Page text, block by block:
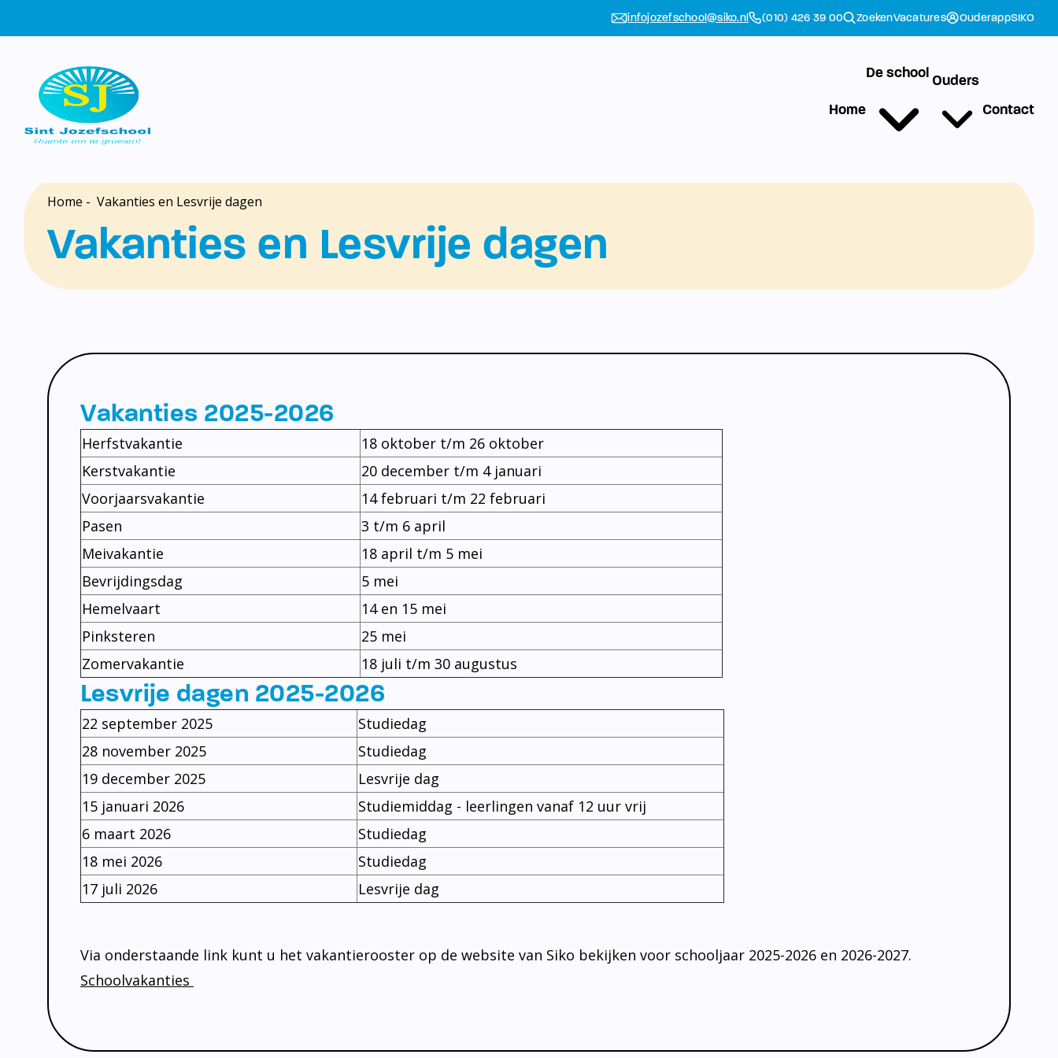
infojozefschool@siko.nl (010) 426 39 00 ZoekenVacatures OuderappSIKO
Home
De school Ouders
Contact
Home - Vakanties en Lesvrije dagen
Vakanties en Lesvrije dagen
Vakanties 2025-2026
Herfstvakantie
18 oktober t/m 26 oktober
Kerstvakantie
20 december t/m 4 januari
Voorjaarsvakantie
14 februari t/m 22 februari
Pasen
3 t/m 6 april
Meivakantie
18 april t/m 5 mei
Bevrijdingsdag
5 mei
Hemelvaart
14 en 15 mei
Pinksteren
25 mei
Zomervakantie
18 juli t/m 30 augustus
Lesvrije dagen 2025-2026
22 september 2025
Studiedag
28 november 2025
Studiedag
19 december 2025
Lesvrije dag
15 januari 2026
Studiemiddag - leerlingen vanaf 12 uur vrij
6 maart 2026
Studiedag
18 mei 2026
Studiedag
17 juli 2026
Lesvrije dag
Via onderstaande link kunt u het vakantierooster op de website van Siko bekijken voor schooljaar 2025-2026 en 2026-2027.
Schoolvakanties